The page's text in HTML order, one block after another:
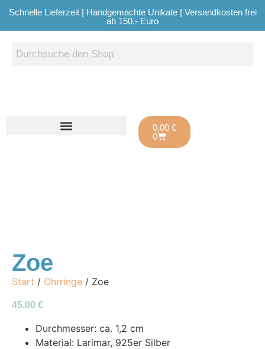
Schnelle Lieferzeit | Handgemachte Unikate | Versandkosten frei
ab 150,- Euro
0,00 €
0
Zoe
Start / Ohrringe / Zoe
45,00 €
Durchmesser: ca. 1,2 cm
Material: Larimar, 925er Silber